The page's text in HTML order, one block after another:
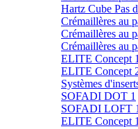
Hartz Cube Pas
Crémaillères au
Crémaillères au
Crémaillères au
ELITE Concept
ELITE Concept
Systèmes
SOFADI DOT 1
SOFADI LOFT 1
ELITE Concept